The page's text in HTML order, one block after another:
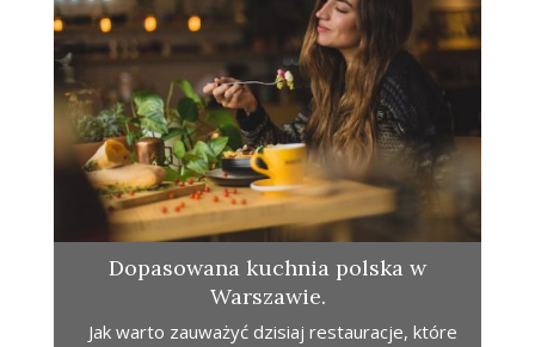
Dopasowana kuchnia polska w
Warszawie.
Jak warto zauważyć dzisiaj restauracje, które